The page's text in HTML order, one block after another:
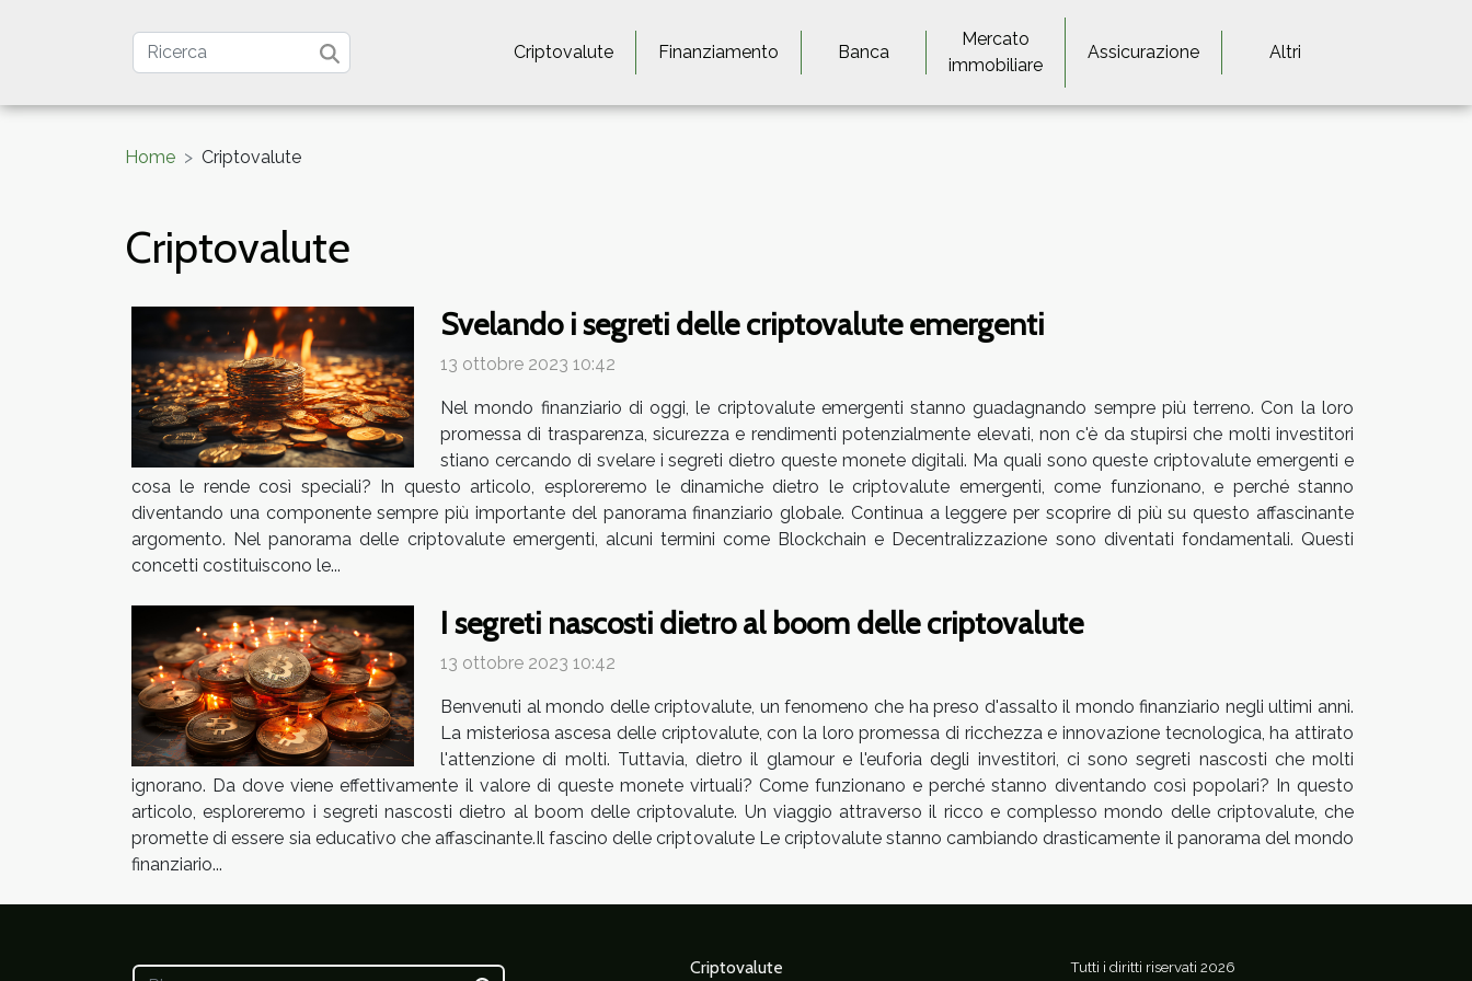
Criptovalute Finanziamento Banca
Mercato
immobiliare
Assicurazione Altri
Home Criptovalute
Criptovalute
Svelando i segreti delle criptovalute emergenti
13 ottobre 2023 10:42
Nel mondo finanziario di oggi, le criptovalute emergenti stanno guadagnando sempre più terreno. Con la loro
promessa di trasparenza, sicurezza e rendimenti potenzialmente elevati, non c'è da stupirsi che molti investitori
stiano cercando di svelare i segreti dietro queste monete digitali. Ma quali sono queste criptovalute emergenti e
cosa le rende così speciali? In questo articolo, esploreremo le dinamiche dietro le criptovalute emergenti, come funzionano, e perché stanno
diventando una componente sempre più importante del panorama finanziario globale. Continua a leggere per scoprire di più su questo affascinante
argomento. Nel panorama delle criptovalute emergenti, alcuni termini come Blockchain e Decentralizzazione sono diventati fondamentali. Questi
concetti costituiscono le...
I segreti nascosti dietro al boom delle criptovalute
13 ottobre 2023 10:42
Benvenuti al mondo delle criptovalute, un fenomeno che ha preso d'assalto il mondo finanziario negli ultimi anni.
La misteriosa ascesa delle criptovalute, con la loro promessa di ricchezza e innovazione tecnologica, ha attirato
l'attenzione di molti. Tuttavia, dietro il glamour e l'euforia degli investitori, ci sono segreti nascosti che molti
ignorano. Da dove viene effettivamente il valore di queste monete virtuali? Come funzionano e perché stanno diventando così popolari? In questo
articolo, esploreremo i segreti nascosti dietro al boom delle criptovalute. Un viaggio attraverso il ricco e complesso mondo delle criptovalute, che
promette di essere sia educativo che affascinante.Il fascino delle criptovalute Le criptovalute stanno cambiando drasticamente il panorama del mondo
finanziario...
Criptovalute
Tutti i diritti riservati 2026